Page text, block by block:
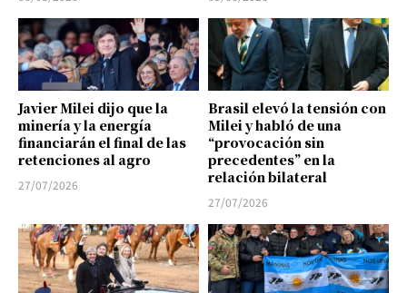
Javier Milei dijo que la
minería y la energía
financiarán el final de las
retenciones al agro
27/07/2026
Brasil elevó la tensión con
Milei y habló de una
“provocación sin
precedentes” en la
relación bilateral
27/07/2026